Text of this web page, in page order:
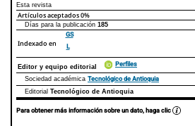
Esta revista
Artículos aceptados0%
Días para la publicación 185
Indexado en
GS
L
Editor y equipo editorial Perfiles
Sociedad académica Tecnológico de Antioquia
Editorial Tecnológico de Antioquia
Para obtener más información sobre un dato, haga clic